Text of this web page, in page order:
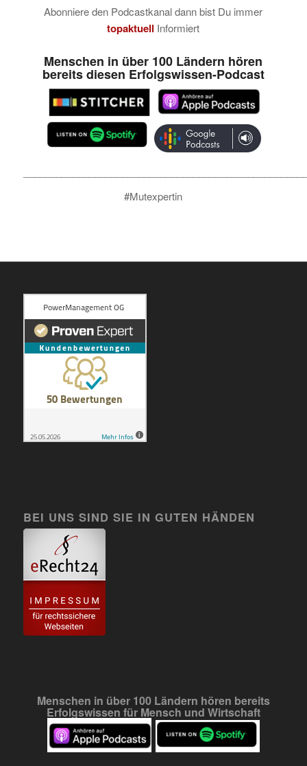
Abonniere den Podcastkanal dann bist Du immer
topaktuell Informiert
Menschen in über 100 Ländern hören
bereits diesen Erfolgswissen-Podcast
#Mutexpertin
BEI UNS SIND SIE IN GUTEN HÄNDEN
Menschen in über 100 Ländern hören bereits
Erfolgswissen für Mensch und Wirtschaft